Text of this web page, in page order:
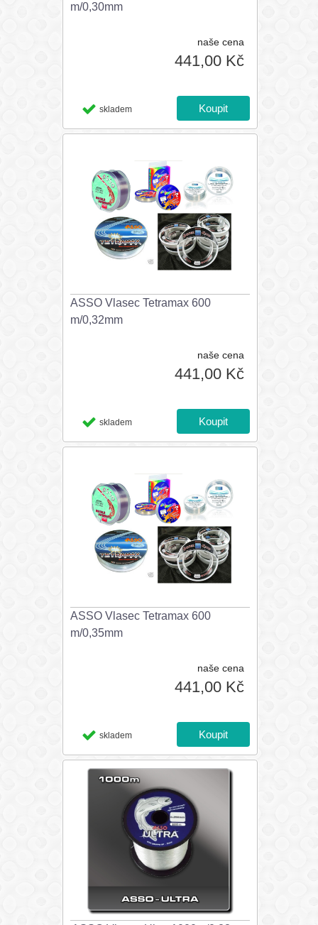
m/0,30mm
naše cena
441,00 Kč
skladem
ASSO Vlasec Tetramax 600
m/0,32mm
naše cena
441,00 Kč
skladem
ASSO Vlasec Tetramax 600
m/0,35mm
naše cena
441,00 Kč
skladem